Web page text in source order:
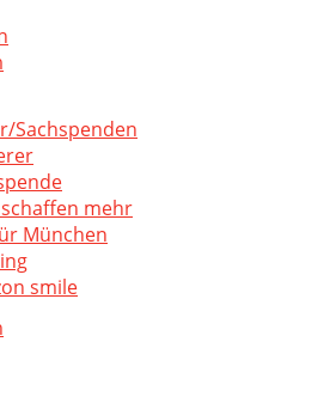
Sachspenden
mehr
München
smile